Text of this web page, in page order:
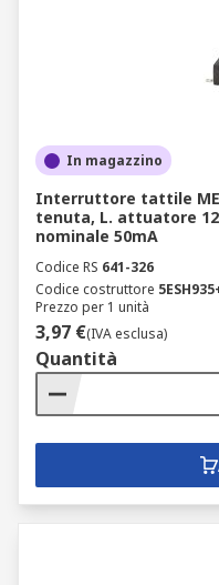
In magazzino
Interruttore tattile
tenuta, L. attuatore
nominale 50mA
Codice RS 641-326
Codice costruttore
Prezzo per 1 unità
3,97 €(IVA esclusa)
Quantità